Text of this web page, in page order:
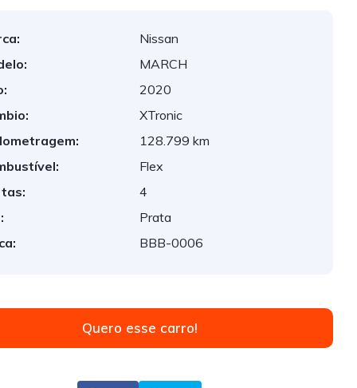
Nissan
MARCH
2020
XTronic
128.799 km
Flex
4
Prata
BBB-0006
Quero esse carro!